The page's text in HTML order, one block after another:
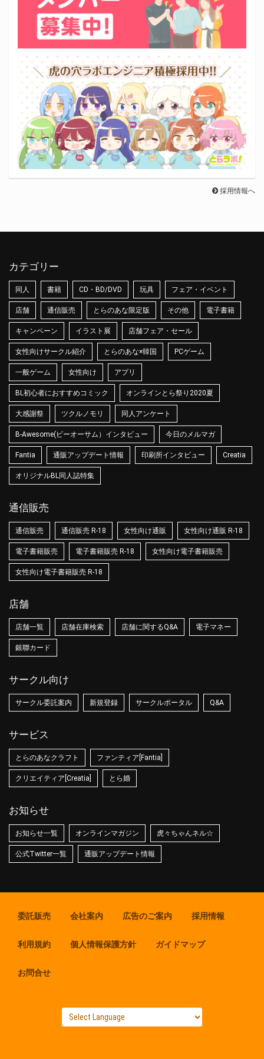
採用情報へ
カテゴリー
同人 書籍 CD・BD/DVD 玩具 フェア・イベント
店舗 通信販売 とらのあな限定版 その他 電子書籍
キャンペーン イラスト展 店舗フェア・セール
女性向けサークル紹介 とらのあな×韓国 PCゲーム
一般ゲーム 女性向け アプリ
BL初心者におすすめコミック オンラインとら祭り2020夏
大感謝祭 ツクルノモリ 同人アンケート
B-Awesome(ビーオーサム）インタビュー 今日のメルマガ
Fantia 通販アップデート情報 印刷所インタビュー Creatia
オリジナルBL同人誌特集
通信販売
通信販売 通信販売 R-18 女性向け通販 女性向け通販 R-18
電子書籍販売 電子書籍販売 R-18 女性向け電子書籍販売
女性向け電子書籍販売 R-18
店舗
店舗一覧 店舗在庫検索 店舗に関するQ&A 電子マネー
銀聯カード
サークル向け
サークル委託案内 新規登録 サークルポータル Q&A
サービス
とらのあなクラフト ファンティア[Fantia]
クリエイティア[Creatia] とら婚
お知らせ
お知らせ一覧 オンラインマガジン 虎々ちゃんネル☆
公式Twitter一覧 通販アップデート情報
委託販売 会社案内 広告のご案内 採用情報
利用規約 個人情報保護方針 ガイドマップ
お問合せ